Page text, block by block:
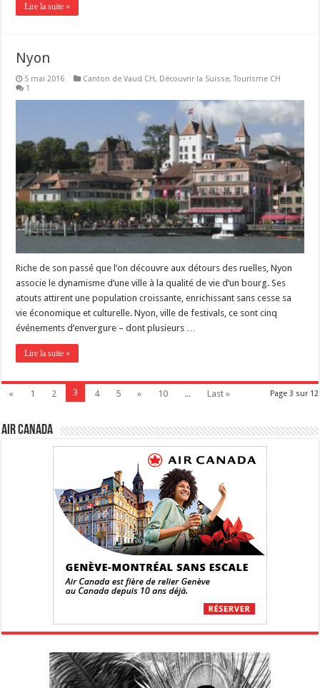
Lire la suite »
Nyon
5 mai 2016 Canton de Vaud CH, Découvrir la Suisse,Tourisme CH
1
Riche de son passé que l’on découvre aux détours des ruelles, Nyon
associe le dynamisme d’une ville à la qualité de vie d’un bourg. Ses
atouts attirent une population croissante, enrichissant sans cesse sa
vie économique et culturelle. Nyon, ville de festivals, ce sont cinq
événements d’envergure – dont plusieurs …
Lire la suite »
Page 3 sur 12
« 1 2 3 4 5 » 10 ... Last »
Air Canada